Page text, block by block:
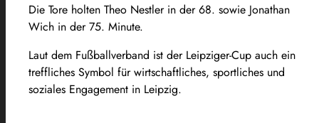
Die Tore holten Theo Nestler in der 68. sowie Jonathan
Wich in der 75. Minute.
Laut dem Fußballverband ist der Leipziger-Cup auch ein
treffliches Symbol für wirtschaftliches, sportliches und
soziales Engagement in Leipzig.